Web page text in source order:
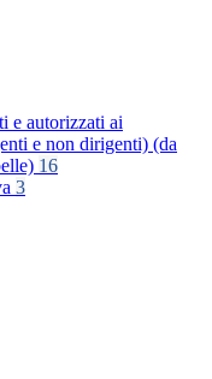
e autorizzati ai
e non dirigenti) (da
16
3